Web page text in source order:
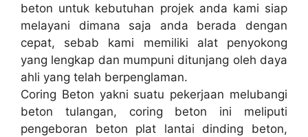
beton untuk kebutuhan projek anda kami siap
melayani dimana saja anda berada dengan
cepat, sebab kami memiliki alat penyokong
yang lengkap dan mumpuni ditunjang oleh daya
ahli yang telah berpenglaman.
Coring Beton yakni suatu pekerjaan melubangi
beton tulangan, coring beton ini meliputi
pengeboran beton plat lantai dinding beton,